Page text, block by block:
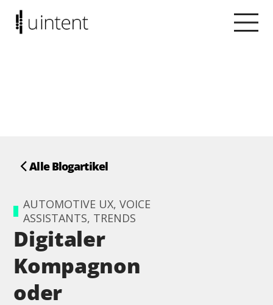
Alle Blogartikel
AUTOMOTIVE UX, VOICE
ASSISTANTS, TRENDS
Digitaler
Kompagnon
oder